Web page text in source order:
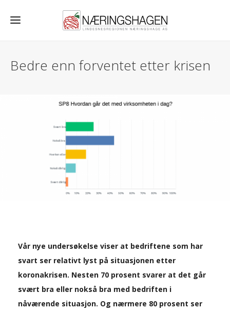
Bedre enn forventet etter krisen
Vår nye undersøkelse viser at bedriftene som har
svart ser relativt lyst på situasjonen etter
koronakrisen. Nesten 70 prosent svarer at det går
svært bra eller nokså bra med bedriften i
nåværende situasjon. Og nærmere 80 prosent ser